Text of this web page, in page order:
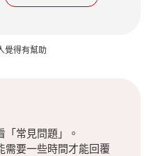
覺得有幫助
常見問題」。
需要一些時間才能回覆